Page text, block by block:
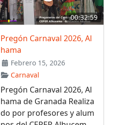
00:32:59
Pregón Carnaval 2026, Al
hama
Febrero 15, 2026
Carnaval
Pregón Carnaval 2026, Al
hama de Granada Realiza
do por profesores y alum